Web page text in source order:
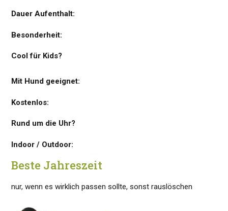
Dauer Aufenthalt:
Besonderheit:
Cool für Kids?
Mit Hund geeignet:
Kostenlos:
Rund um die Uhr?
Indoor / Outdoor:
Beste Jahreszeit
nur, wenn es wirklich passen sollte, sonst rauslöschen